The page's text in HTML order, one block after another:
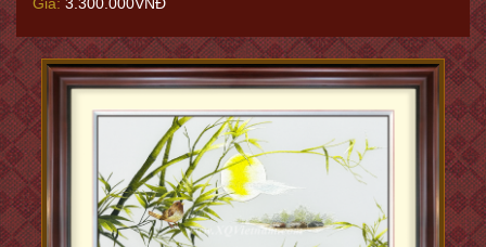
Giá: 3.300.000VNĐ